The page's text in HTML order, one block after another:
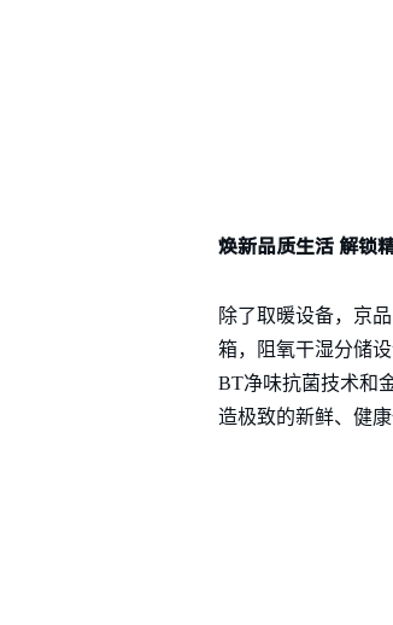
焕新品质生活 解锁
除了取暖设备，京
箱，阻氧干湿分储
BT净味抗菌技术和
造极致的新鲜、健康